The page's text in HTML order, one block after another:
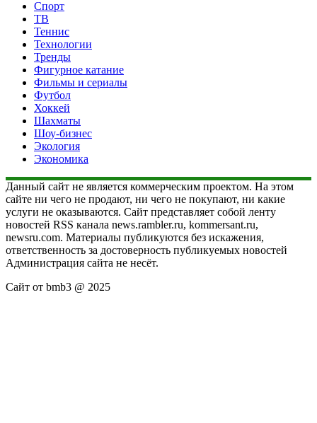
Спорт
ТВ
Теннис
Технологии
Тренды
Фигурное катание
Фильмы и сериалы
Футбол
Хоккей
Шахматы
Шоу-бизнес
Экология
Экономика
Данный сайт не является коммерческим проектом. На этом
сайте ни чего не продают, ни чего не покупают, ни какие
услуги не оказываются. Сайт представляет собой ленту
новостей RSS канала news.rambler.ru, kommersant.ru,
newsru.com. Материалы публикуются без искажения,
ответственность за достоверность публикуемых новостей
Администрация сайта не несёт.
Сайт от bmb3 @ 2025